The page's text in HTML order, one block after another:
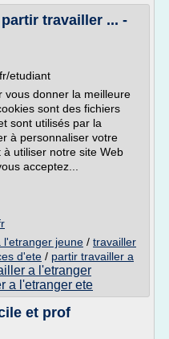
travailler ... -
etudiant
vous donner la meilleure
sont des fichiers
sont utilisés par la
à personnaliser votre
utiliser notre site Web
acceptez...
l'etranger jeune / travailler
d'ete / partir travailler a
a l'etranger
a l'etranger ete
et prof